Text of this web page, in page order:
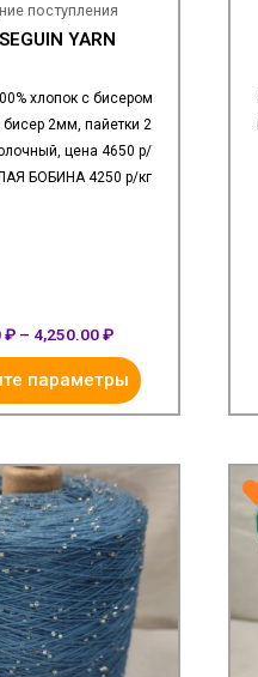
поступления
YARN
хлопок с бисером
2мм, пайетки 2
цена 4650 р/
БОБИНА 4250 р/кг
₽ – 4,250.00₽
параметры